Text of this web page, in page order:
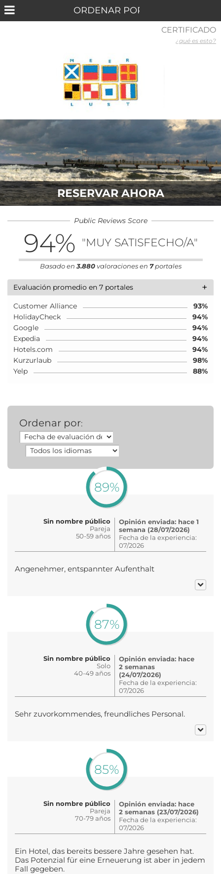
RESERVAR AHORA
Public Reviews Score
94% "MUY SATISFECHO/A"
Basado en 3.880valoraciones en 7portales
+
Evaluación promedio en 7 portales
Customer Alliance
93%
HolidayCheck
94%
Google
94%
Expedia
94%
Hotels.com
94%
Kurzurlaub
98%
Yelp
88%
Ordenar por:
89%
Sin nombre público
Pareja
50-59 años
Opinión enviada: hace 1
semana (28/07/2026)
Fecha de la experiencia:
07/2026
Angenehmer, entspannter Aufenthalt
87%
Sin nombre público
Solo
40-49 años
Opinión enviada: hace
2 semanas
(24/07/2026)
Fecha de la experiencia:
07/2026
Sehr zuvorkommendes, freundliches Personal.
85%
Sin nombre público
Pareja
70-79 años
Opinión enviada: hace
2 semanas (23/07/2026)
Fecha de la experiencia:
07/2026
Ein Hotel, das bereits bessere Jahre gesehen hat.
Das Potenzial für eine Erneuerung ist aber in jedem
Fall gegeben.
CERTIFICADO
¿qué es esto?